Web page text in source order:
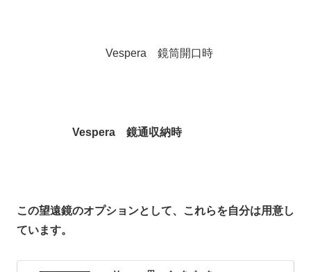
Vespera 鏡筒開口時
Vespera 鏡通収納時
この望遠鏡のオプションとして、これらを自分は用意し
ています。